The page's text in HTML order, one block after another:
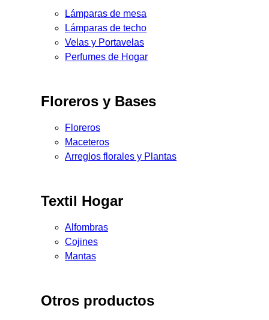
Lámparas de mesa
Lámparas de techo
Velas y Portavelas
Perfumes de Hogar
Floreros y Bases
Floreros
Maceteros
Arreglos florales y Plantas
Textil Hogar
Alfombras
Cojines
Mantas
Otros productos